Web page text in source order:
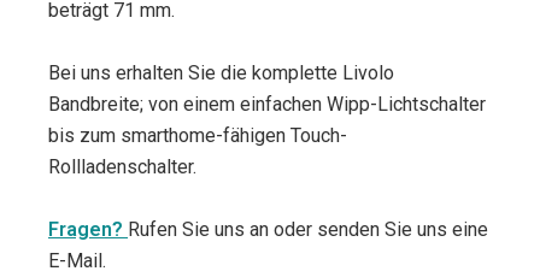
beträgt 71 mm.
Bei uns erhalten Sie die komplette Livolo
Bandbreite; von einem einfachen Wipp-Lichtschalter
bis zum smarthome-fähigen Touch-
Rollladenschalter.
Fragen? Rufen Sie uns an oder senden Sie uns eine
E-Mail.